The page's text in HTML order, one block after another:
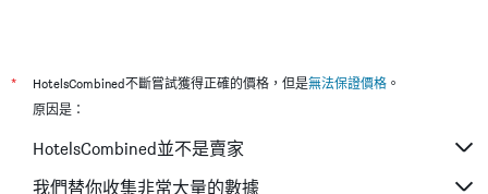
* HotelsCombined不斷嘗試獲得正確的價格，但是無法保證價格 。
原因是：
HotelsCombined並不是賣家
我們替你收集非常大量的數據